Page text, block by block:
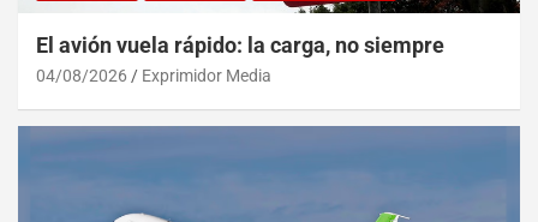
El avión vuela rápido: la carga, no siempre
04/08/2026 Exprimidor Media